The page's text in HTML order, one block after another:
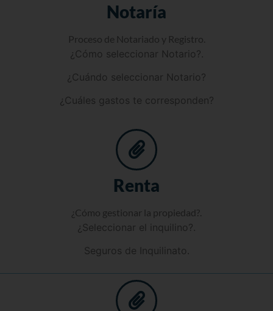
Notaría
Proceso de Notariado y Registro.
¿Cómo seleccionar Notario?.
¿Cuándo seleccionar Notario?
¿Cuáles gastos te corresponden?
Renta
¿Cómo gestionar la propiedad?.
¿Seleccionar el inquilino?.
Seguros de Inquilinato.